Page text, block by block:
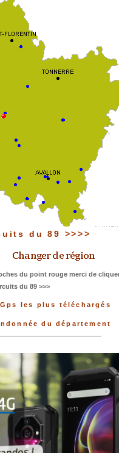
du 89 >>>>
du point rouge merci de
du 89 >>>
les plus téléchargés
du département